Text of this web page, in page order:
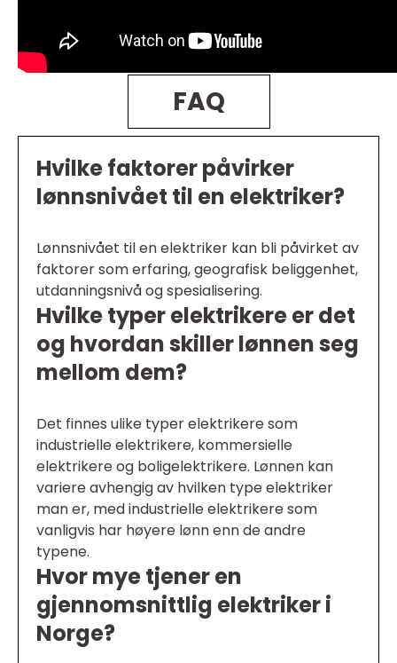
FAQ
Hvilke faktorer påvirker
lønnsnivået til en elektriker?
Lønnsnivået til en elektriker kan bli påvirket av
faktorer som erfaring, geografisk beliggenhet,
utdanningsnivå og spesialisering.
Hvilke typer elektrikere er det
og hvordan skiller lønnen seg
mellom dem?
Det finnes ulike typer elektrikere som
industrielle elektrikere, kommersielle
elektrikere og boligelektrikere. Lønnen kan
variere avhengig av hvilken type elektriker
man er, med industrielle elektrikere som
vanligvis har høyere lønn enn de andre
typene.
Hvor mye tjener en
gjennomsnittlig elektriker i
Norge?